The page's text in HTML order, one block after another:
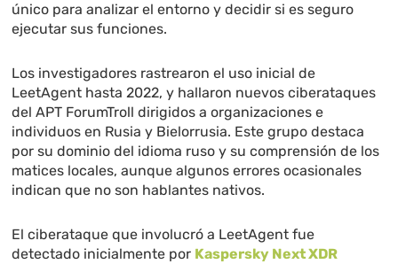
único para analizar el entorno y decidir si es seguro
ejecutar sus funciones.
Los investigadores rastrearon el uso inicial de
LeetAgent hasta 2022, y hallaron nuevos ciberataques
del APT ForumTroll dirigidos a organizaciones e
individuos en Rusia y Bielorrusia. Este grupo destaca
por su dominio del idioma ruso y su comprensión de los
matices locales, aunque algunos errores ocasionales
indican que no son hablantes nativos.
El ciberataque que involucró a LeetAgent fue
detectado inicialmente por Kaspersky Next XDR